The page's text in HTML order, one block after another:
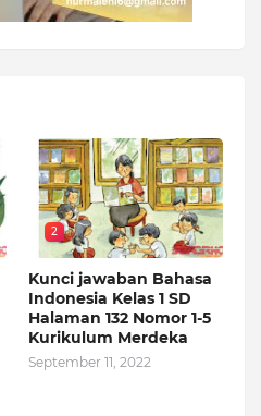
2
Kunci jawaban Bahasa
Indonesia Kelas 1 SD
Halaman 132 Nomor 1-5
Kurikulum Merdeka
September 11, 2022